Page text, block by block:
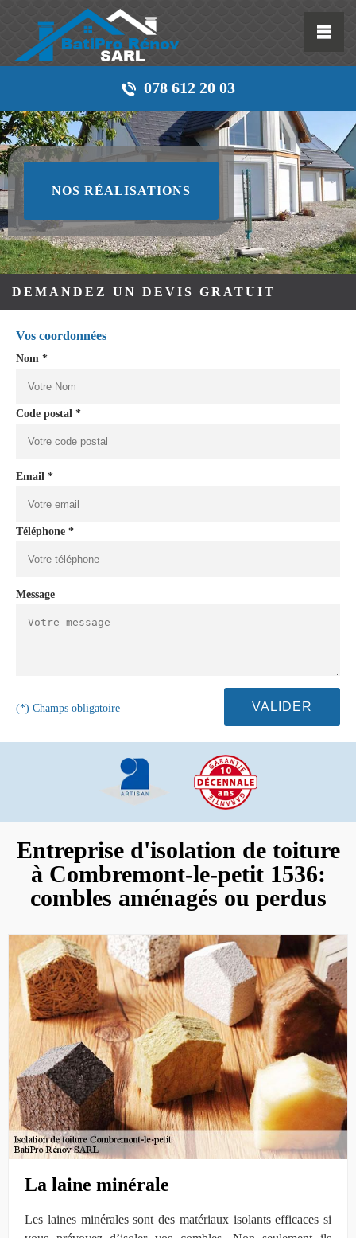
078 612 20 03
NOS RÉALISATIONS
DEMANDEZ UN DEVIS GRATUIT
Vos coordonnées
Nom *
Code postal *
Email *
Téléphone *
Message
(*) Champs obligatoire
Entreprise d'isolation de toiture
à Combremont-le-petit 1536:
combles aménagés ou perdus
La laine minérale
Les laines minérales sont des matériaux isolants efficaces si